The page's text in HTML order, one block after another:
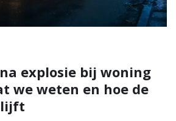
explosie bij woning
we weten en hoe de